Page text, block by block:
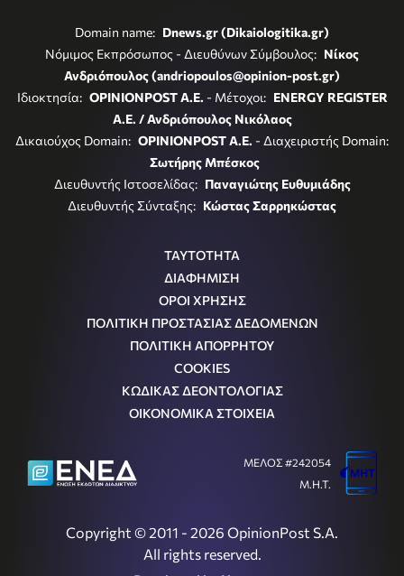
Domain name: Dnews.gr (Dikaiologitika.gr)
Νόμιμος Εκπρόσωπος - Διευθύνων Σύμβουλος: Νίκος
Ανδριόπουλος (andriopoulos@opinion-post.gr)
Ιδιοκτησία: OPINIONPOST A.E. - Μέτοχοι: ENERGY REGISTER
Α.Ε. / Ανδριόπουλος Νικόλαος
Δικαιούχος Domain: OPINIONPOST A.E. - Διαχειριστής Domain:
Σωτήρης Μπέσκος
Διευθυντής Ιστοσελίδας: Παναγιώτης Ευθυμιάδης
Διευθυντής Σύνταξης: Κώστας Σαρρηκώστας
ΤΑΥΤΟΤΗΤΑ
ΔΙΑΦΗΜΙΣΗ
ΟΡΟΙ ΧΡΗΣΗΣ
ΠΟΛΙΤΙΚΗ ΠΡΟΣΤΑΣΙΑΣ ΔΕΔΟΜΕΝΩΝ
ΠΟΛΙΤΙΚΗ ΑΠΟΡΡΗΤΟΥ
COOKIES
ΚΩΔΙΚΑΣ ΔΕΟΝΤΟΛΟΓΙΑΣ
ΟΙΚΟΝΟΜΙΚΑ ΣΤΟΙΧΕΙΑ
Copyright © 2011 - 2026 OpinionPost S.A.
All rights reserved.
ΜΕΛΟΣ #242054
Μ.Η.Τ.